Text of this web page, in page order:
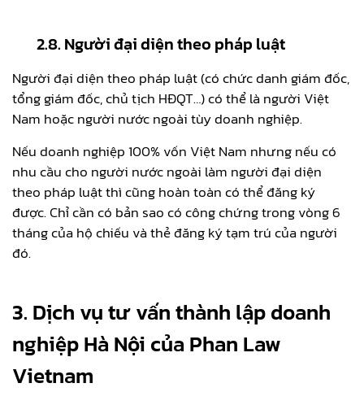
2.8. Người đại diện theo pháp luật
Người đại diện theo pháp luật (có chức danh giám đốc,
tổng giám đốc, chủ tịch HĐQT…) có thể là người Việt
Nam hoặc người nước ngoài tùy doanh nghiệp.
Nếu doanh nghiệp 100% vốn Việt Nam nhưng nếu có
nhu cầu cho người nước ngoài làm người đại diện
theo pháp luật thì cũng hoàn toàn có thể đăng ký
được. Chỉ cần có bản sao có công chứng trong vòng 6
tháng của hộ chiếu và thẻ đăng ký tạm trú của người
đó.
3. Dịch vụ tư vấn thành lập doanh
nghiệp Hà Nội của Phan Law
Vietnam